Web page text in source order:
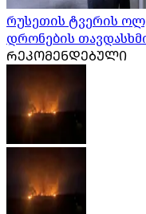
რუსეთის ტვერის
დრონების
ᲠᲔᲙᲝᲛᲔᲜᲓᲔᲑᲣᲚᲘ